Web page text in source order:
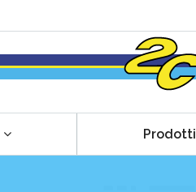
Prodotti